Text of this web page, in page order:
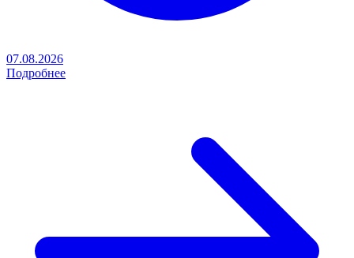
07.08.2026
Подробнее